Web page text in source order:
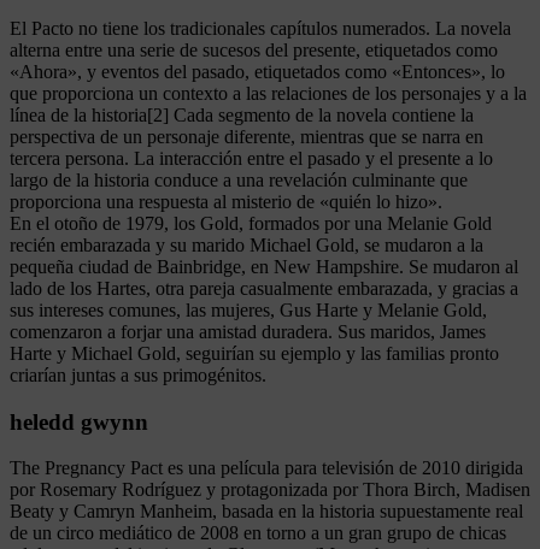
El Pacto no tiene los tradicionales capítulos numerados. La novela
alterna entre una serie de sucesos del presente, etiquetados como
«Ahora», y eventos del pasado, etiquetados como «Entonces», lo
que proporciona un contexto a las relaciones de los personajes y a la
línea de la historia[2] Cada segmento de la novela contiene la
perspectiva de un personaje diferente, mientras que se narra en
tercera persona. La interacción entre el pasado y el presente a lo
largo de la historia conduce a una revelación culminante que
proporciona una respuesta al misterio de «quién lo hizo».
En el otoño de 1979, los Gold, formados por una Melanie Gold
recién embarazada y su marido Michael Gold, se mudaron a la
pequeña ciudad de Bainbridge, en New Hampshire. Se mudaron al
lado de los Hartes, otra pareja casualmente embarazada, y gracias a
sus intereses comunes, las mujeres, Gus Harte y Melanie Gold,
comenzaron a forjar una amistad duradera. Sus maridos, James
Harte y Michael Gold, seguirían su ejemplo y las familias pronto
criarían juntas a sus primogénitos.
heledd gwynn
The Pregnancy Pact es una película para televisión de 2010 dirigida
por Rosemary Rodríguez y protagonizada por Thora Birch, Madisen
Beaty y Camryn Manheim, basada en la historia supuestamente real
de un circo mediático de 2008 en torno a un gran grupo de chicas